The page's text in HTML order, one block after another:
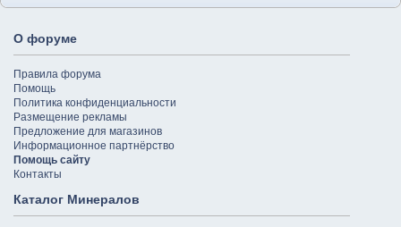
О форуме
Правила форума
Помощь
Политика конфиденциальности
Размещение рекламы
Предложение для магазинов
Информационное партнёрство
Помощь сайту
Контакты
Каталог Минералов